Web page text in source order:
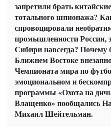
запретили брать
тотального шпионажа?
спровоцировали
промышленности России,
Сибири навсегда?
Ближнем Востоке внезапно
Чемпионата мира по
эмоциональном и
программы «Охота на
Влащенко» пообщались
Михаил Шейтельман.